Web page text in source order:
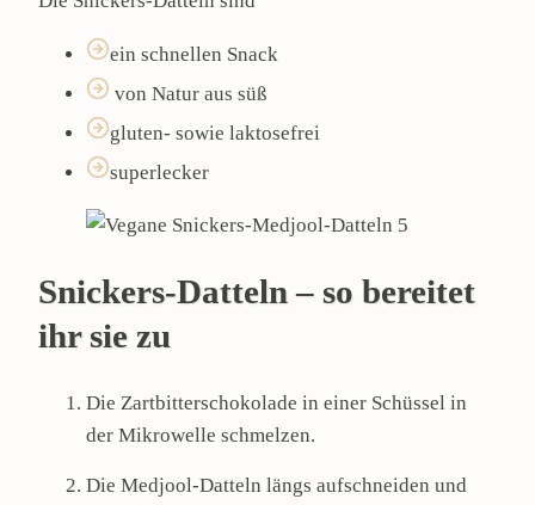
ein schnellen Snack
von Natur aus süß
gluten- sowie laktosefrei
superlecker
Snickers-Datteln – so bereitet
ihr sie zu
Die Zartbitterschokolade in einer Schüssel in
der Mikrowelle schmelzen.
Die Medjool-Datteln längs aufschneiden und